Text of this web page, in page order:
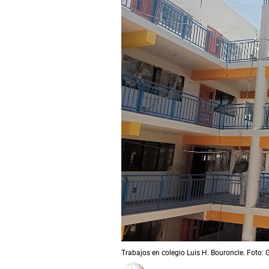
Trabajos en colegio Luis H. Bouroncle. Foto: